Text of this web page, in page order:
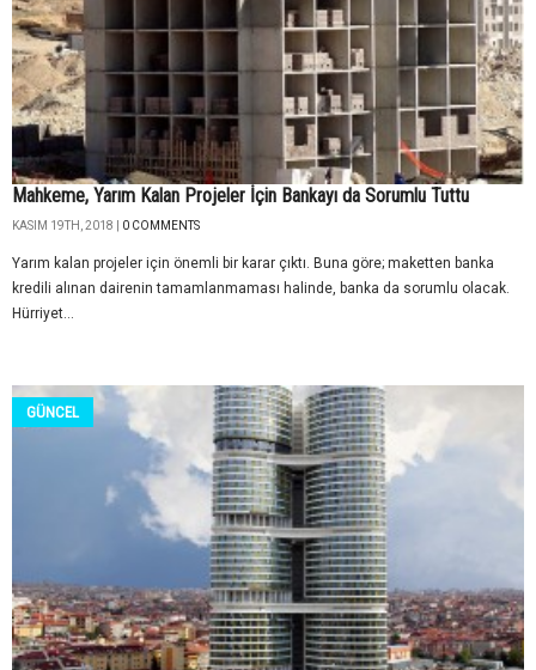
Mahkeme, Yarım Kalan Projeler İçin Bankayı da Sorumlu Tuttu
KASIM 19TH, 2018 | 0 COMMENTS
Yarım kalan projeler için önemli bir karar çıktı. Buna göre; maketten banka
kredili alınan dairenin tamamlanmaması halinde, banka da sorumlu olacak.
Hürriyet...
GÜNCEL